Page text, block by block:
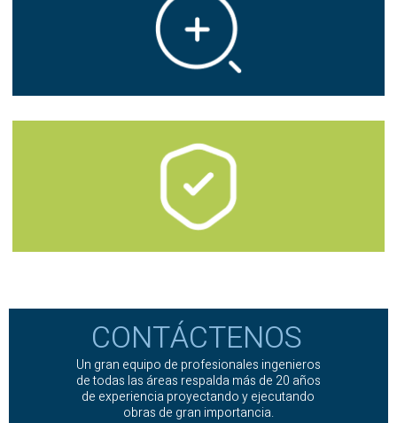
Especialidades
Clientes
CONTÁCTENOS
Un gran equipo de profesionales ingenieros
de todas las áreas respalda más de 20 años
de experiencia proyectando y ejecutando
obras de gran importancia.